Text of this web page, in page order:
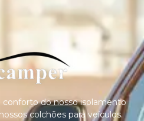
conforto do nosso isolamento
colchões para veículos.